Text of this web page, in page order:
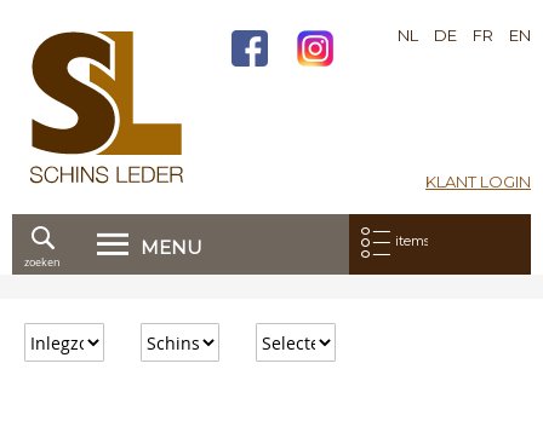
KLANT LOGIN
NL DE FR EN
MENU Mijn bestelling:
items
door
naar
zoeken